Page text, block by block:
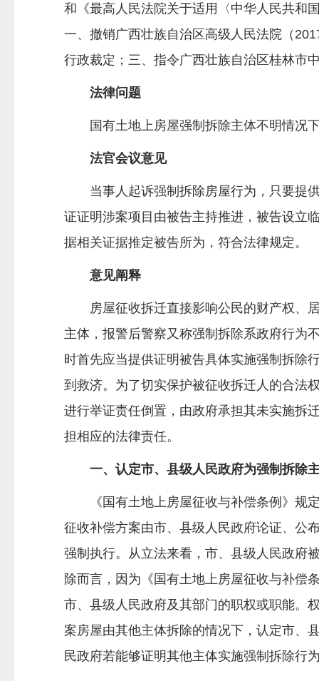
和《最高人民法院关于适用〈中华人民共和
一、撤销广西壮族自治区高级人民法院（
行政裁定；三、指令广西壮族自治区桂林市
法律问题
国有土地上房屋强制拆除主体不明情况
法官会议意见
当事人起诉强制拆除房屋行为，只要提供
证证明涉案项目由被告主持推进，被告设立
据相关证据推定被告所为，符合法律规定。
意见阐释
房屋征收拆迁直接影响公民的财产权、居
主体，报警后警察又称强制拆除系政府行为
时首先应当提供证明被告具体实施强制拆除
到救济。为了切实保护被征收拆迁人的合法
进行举证责任倒置，由政府承担其未实施拆
担相应的法律责任。
一、认定市、县级人民政府为强制拆除主
《国有土地上房屋征收与补偿条例》规定
征收补偿方案由市、县级人民政府论证、公
强制执行。从立法来看，市、县级人民政府
除而言，因为《国有土地上房屋征收与补偿
市、县级人民政府及其部门的职权或职能。
案房屋由其他主体拆除的情况下，认定市、
民政府若能够证明其他主体实施强制拆除行